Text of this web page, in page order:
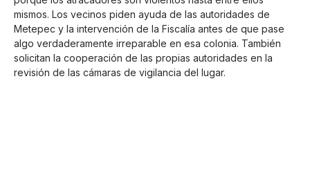
mismos. Los vecinos piden ayuda de las autoridades de
Metepec y la intervención de la Fiscalía antes de que pase
algo verdaderamente irreparable en esa colonia. También
solicitan la cooperación de las propias autoridades en la
revisión de las cámaras de vigilancia del lugar.